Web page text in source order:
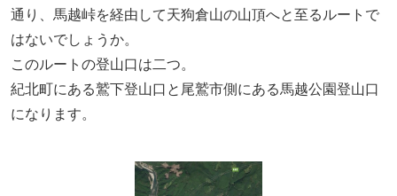
通り、馬越峠を経由して天狗倉山の山頂へと至るルートで
はないでしょうか。
このルートの登山口は二つ。
紀北町にある鷲下登山口と尾鷲市側にある馬越公園登山口
になります。